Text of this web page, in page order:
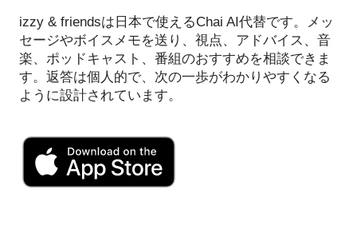
izzy & friendsは日本で使えるChai AI代替です。メッ
セージやボイスメモを送り、視点、アドバイス、音
楽、ポッドキャスト、番組のおすすめを相談できま
す。返答は個人的で、次の一歩がわかりやすくなる
ように設計されています。